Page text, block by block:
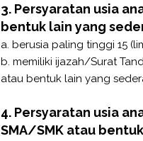
3. Persyaratan usia
bentuk lain yang
a. berusia paling tinggi 15
b. memiliki ijazah/Surat
atau bentuk lain yang
4. Persyaratan usia
SMA/SMK atau